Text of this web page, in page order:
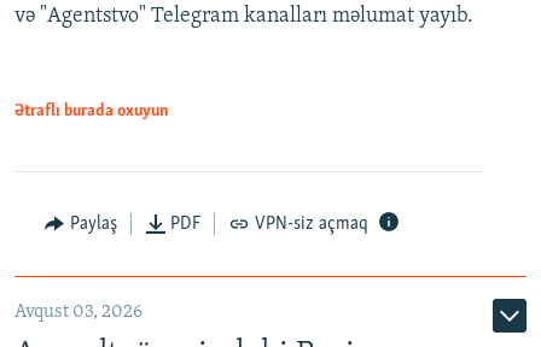
və "Agentstvo" Telegram kanalları məlumat yayıb.
Ətraflı burada oxuyun
Paylaş PDF VPN-siz açmaq
Avqust 03, 2026